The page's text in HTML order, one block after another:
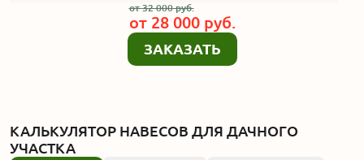
от32 000руб.
от 28 000руб.
ЗАКАЗАТЬ
КАЛЬКУЛЯТОР НАВЕСОВ ДЛЯ ДАЧНОГО
УЧАСТКА